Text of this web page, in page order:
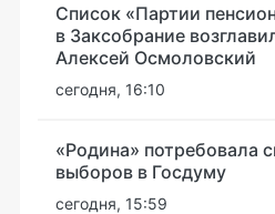
Список «Партии
в Заксобрание
Алексей Осмоловский
сегодня, 16:10
«Родина» потребовала
выборов в Госдуму
сегодня, 15:59